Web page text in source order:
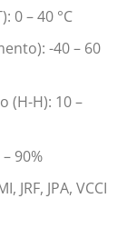
0 – 40 °C
-40 – 60
(H-H): 10 –
90%
JRF, JPA, VCCI